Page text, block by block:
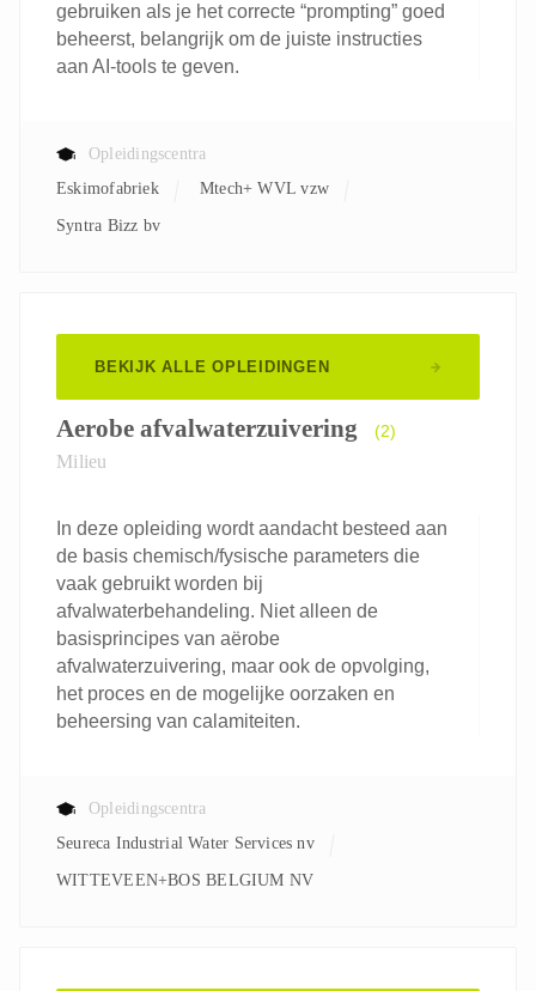
gebruiken als je het correcte “prompting” goed
beheerst, belangrijk om de juiste instructies
aan AI-tools te geven.
Opleidingscentra
Eskimofabriek
Mtech+ WVL vzw
Syntra Bizz bv
BEKIJK ALLE OPLEIDINGEN
Aerobe afvalwaterzuivering (2)
Milieu
In deze opleiding wordt aandacht besteed aan
de basis chemisch/fysische parameters die
vaak gebruikt worden bij
afvalwaterbehandeling. Niet alleen de
basisprincipes van aërobe
afvalwaterzuivering, maar ook de opvolging,
het proces en de mogelijke oorzaken en
beheersing van calamiteiten.
Opleidingscentra
Seureca Industrial Water Services nv
WITTEVEEN+BOS BELGIUM NV